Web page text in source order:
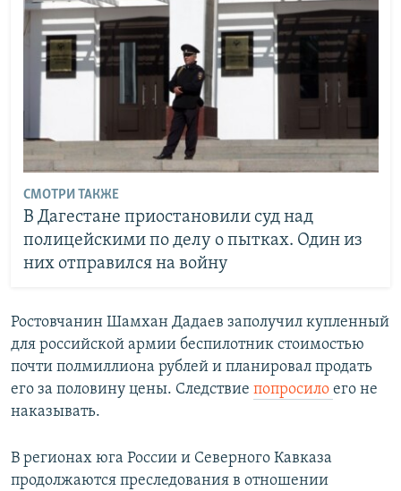
СМОТРИ ТАКЖЕ
В Дагестане приостановили суд над
полицейскими по делу о пытках. Один из
них отправился на войну
Ростовчанин Шамхан Дадаев заполучил купленный
для российской армии беспилотник стоимостью
почти полмиллиона рублей и планировал продать
его за половину цены. Следствие попросило его не
наказывать.
В регионах юга России и Северного Кавказа
продолжаются преследования в отношении